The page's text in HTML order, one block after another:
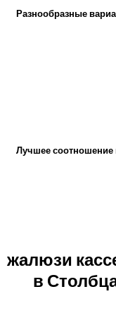
Разнообразные
Лучшее соотношение
жалюзи
в